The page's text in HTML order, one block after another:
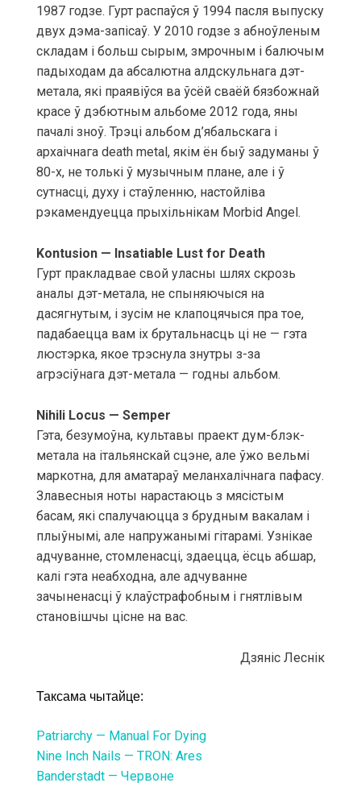
1987 годзе. Гурт распаўся ў 1994 пасля выпуску
двух дэма-запісаў. У 2010 годзе з абноўленым
складам і больш сырым, змрочным і балючым
падыходам да абсалютна алдскульнага дэт-
метала, які праявіўся ва ўсёй сваёй бязбожнай
красе ў дэбютным альбоме 2012 года, яны
пачалі зноў. Трэці альбом д’ябальскага і
архаічнага death metal, якім ён быў задуманы ў
80-х, не толькі ў музычным плане, але і ў
сутнасці, духу і стаўленню, настойліва
рэкамендуецца прыхільнікам Morbid Angel.
Kontusion — Insatiable Lust for Death
Гурт пракладвае свой уласны шлях скрозь
аналы дэт-метала, не спыняючыся на
дасягнутым, і зусім не клапоцячыся пра тое,
падабаецца вам іх брутальнасць ці не — гэта
люстэрка, якое трэснула знутры з-за
агрэсіўнага дэт-метала — годны альбом.
Nihili Locus — Semper
Гэта, безумоўна, культавы праект дум-блэк-
метала на італьянскай сцэне, але ўжо вельмі
маркотна, для аматараў меланхалічнага пафасу.
Злавесныя ноты нарастаюць з мясістым
басам, які спалучаюцца з брудным вакалам і
плыўнымі, але напружанымі гітарамі. Узнікае
адчуванне, стомленасці, здаецца, ёсць абшар,
калі гэта неабходна, але адчуванне
зачыненасці ў клаўстрафобным і гнятлівым
становішчы цісне на вас.
Дзяніс Леснік
Таксама чытайце:
Patriarchy — Manual For Dying
Nine Inch Nails — TRON: Ares
Banderstadt — Червоне